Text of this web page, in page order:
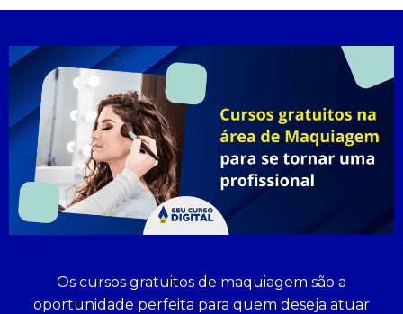
Os cursos gratuitos de maquiagem são a
oportunidade perfeita para quem deseja atuar